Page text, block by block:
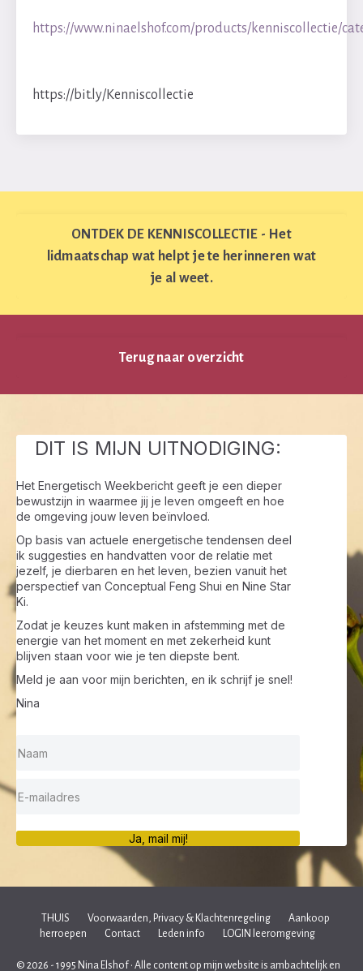
https://www.ninaelshof.com/products/kenniscollectie/
https://bit.ly/Kenniscollectie
ONTDEK DE KENNISCOLLECTIE - Het
lidmaatschap wat helpt je te herinneren wat
je al weet.
Terug naar overzicht
DIT IS MIJN UITNODIGING:
Het Energetisch Weekbericht geeft je een dieper
bewustzijn in waarmee jij je leven omgeeft en hoe
de omgeving jouw leven beïnvloed.
Op basis van actuele energetische tendensen deel
ik suggesties en handvatten voor de relatie met
jezelf, je dierbaren en het leven, bezien vanuit het
perspectief van Conceptual Feng Shui en Nine Star
Ki.
Zodat je keuzes kunt maken in afstemming met de
energie van het moment en met zekerheid kunt
blijven staan voor wie je ten diepste bent.
Meld je aan voor mijn berichten, en ik schrijf je snel!
Nina
Ja, mail mij!
THUIS Voorwaarden, Privacy & Klachtenregeling
Aankoop
herroepen
Contact Leden info LOGIN leeromgeving
© 2026 - 1995 Nina Elshof • Alle content op mijn website is ambachtelijk en